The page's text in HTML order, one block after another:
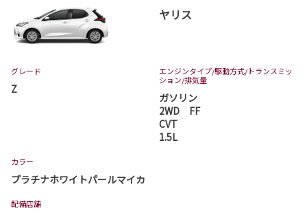
ヤリス
グレード
Z
エンジンタイプ/駆動方式/トランスミッ
ション/排気量
ガソリン
2WD FF
CVT
1.5L
カラー
プラチナホワイトパールマイカ
配備店舗